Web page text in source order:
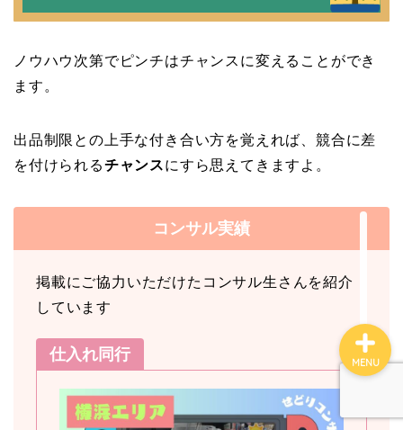
ノウハウ次第でピンチはチャンスに変えることができ
ます。
出品制限との上手な付き合い方を覚えれば、競合に差
を付けられるチャンスにすら思えてきますよ。
コンサル実績
掲載にご協力いただけたコンサル生さんを紹介
しています
仕入れ同行 MENU
マインド
せどりコンサル詳細